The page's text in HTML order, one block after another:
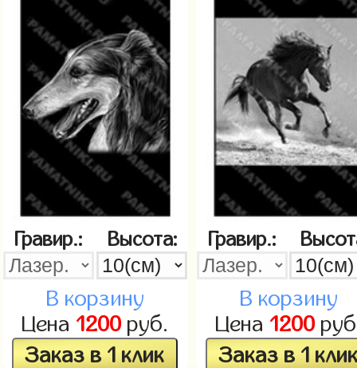
Гравир.: Высота:
В корзину
Цена 1200руб.
Заказ в 1 клик
Гравир.:
В корзину
Цена 1200
Заказ в 1